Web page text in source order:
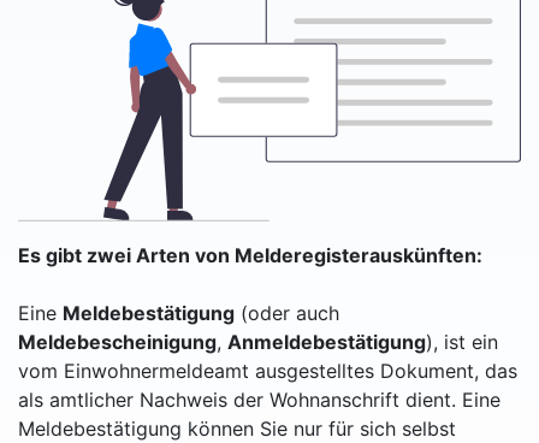
Es gibt zwei Arten von Melderegisterauskünften:
Eine Meldebestätigung (oder auch
Meldebescheinigung, Anmeldebestätigung), ist ein
vom Einwohnermeldeamt ausgestelltes Dokument, das
als amtlicher Nachweis der Wohnanschrift dient. Eine
Meldebestätigung können Sie nur für sich selbst